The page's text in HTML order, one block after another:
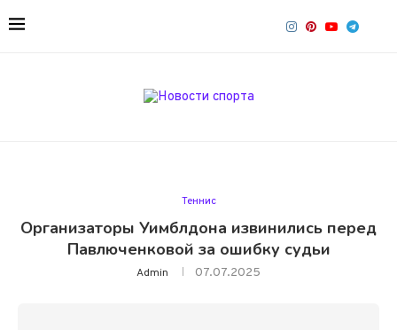
Теннис
Организаторы Уимблдона извинились перед
Павлюченковой за ошибку судьи
Admin 07.07.2025